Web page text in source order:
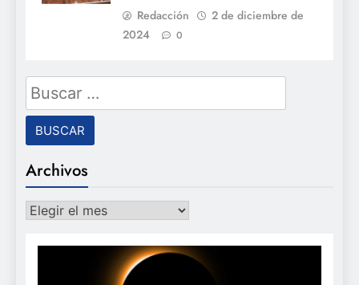
Redacción
2 de diciembre de
2024
0
Buscar:
Archivos
Archivos